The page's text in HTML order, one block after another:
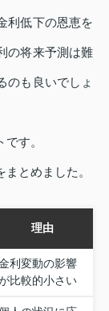
利低下の恩恵を
の将来予測は難
のも良いでしょ
す。
とめました。
理由
利変動の影響
比較的小さい